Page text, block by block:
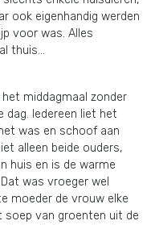
ook eigenhandig werden
voor was. Alles
thuis…
middagmaal zonder
dag. Iedereen liet het
was en schoof aan
alleen beide ouders,
huis en is de warme
was vroeger wel
moeder de vrouw elke
soep van groenten uit de